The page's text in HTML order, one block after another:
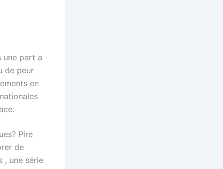
une part a
de peur
en
Pire
de
, une série